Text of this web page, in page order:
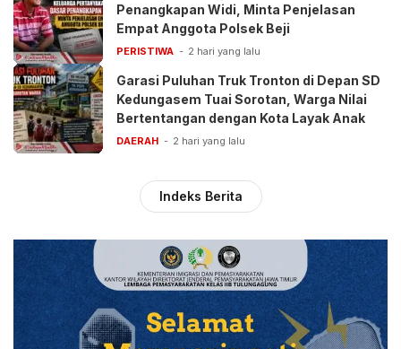
Penangkapan Widi, Minta Penjelasan
Empat Anggota Polsek Beji
PERISTIWA 2 hari yang lalu
Garasi Puluhan Truk Tronton di Depan SD
Kedungasem Tuai Sorotan, Warga Nilai
Bertentangan dengan Kota Layak Anak
DAERAH 2 hari yang lalu
Indeks Berita